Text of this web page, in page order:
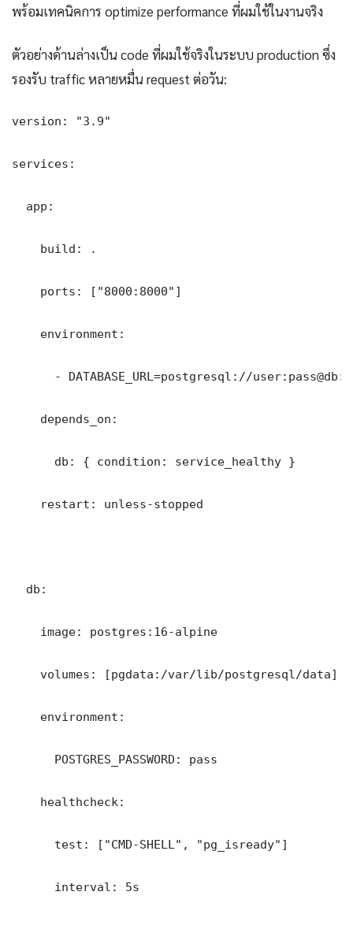
พร้อมเทคนิคการ optimize performance ที่ผมใช้ในงานจริง
ตัวอย่างด้านล่างเป็น code ที่ผมใช้จริงในระบบ production ซึ่ง
รองรับ traffic หลายหมื่น request ต่อวัน:
version: "3.9"
services:
  app:
    build: .
    ports: ["8000:8000"]
    environment:
- DATABASE_URL=postgresql://
    depends_on:
      db: { condition: service_healthy }
    restart: unless-stopped
  db:
    image: postgres:16-alpine
    volumes: [pgdata:/var/lib/postgresql/data]
    environment:
      POSTGRES_PASSWORD: pass
    healthcheck:
      test: ["CMD-SHELL", "pg_isready"]
      interval: 5s